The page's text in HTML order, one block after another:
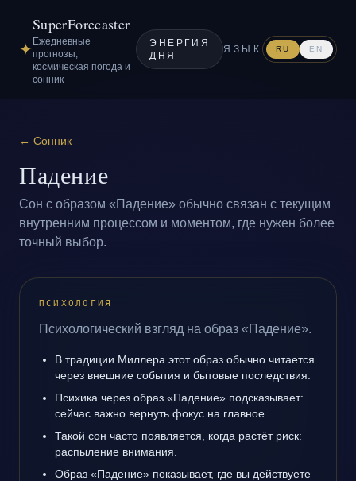
✦
SuperForecaster
Ежедневные
прогнозы,
космическая погода и
сонник
ЭНЕРГИЯ
ДНЯ
ЯЗЫК RU EN
← Сонник
Падение
Сон с образом «Падение» обычно связан с текущим
внутренним процессом и моментом, где нужен более
точный выбор.
ПСИХОЛОГИЯ
Психологический взгляд на образ «Падение».
В традиции Миллера этот образ обычно читается
через внешние события и бытовые последствия.
Психика через образ «Падение» подсказывает:
сейчас важно вернуть фокус на главное.
Такой сон часто появляется, когда растёт риск:
распыление внимания.
Образ «Падение» показывает, где вы действуете